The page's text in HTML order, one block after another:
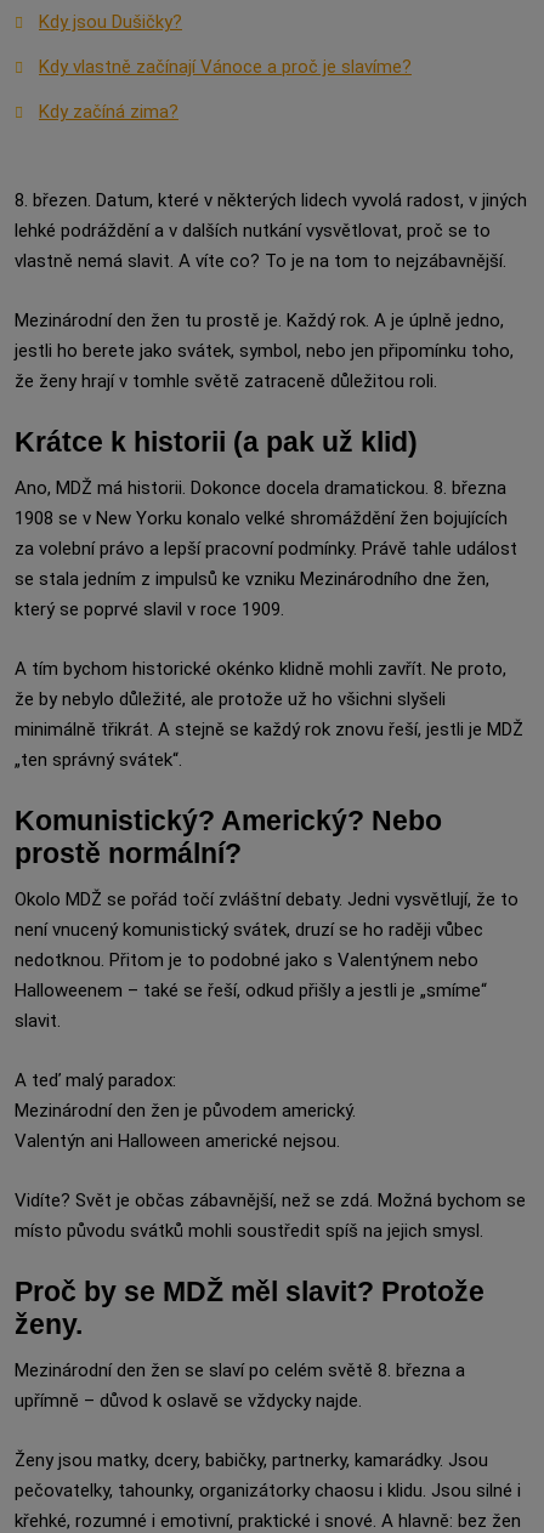
Kdy jsou Dušičky?
Kdy vlastně začínají Vánoce a proč je slavíme?
Kdy začíná zima?
8. březen. Datum, které v některých lidech vyvolá radost, v jiných
lehké podráždění a v dalších nutkání vysvětlovat, proč se to
vlastně nemá slavit. A víte co? To je na tom to nejzábavnější.
Mezinárodní den žen tu prostě je. Každý rok. A je úplně jedno,
jestli ho berete jako svátek, symbol, nebo jen připomínku toho,
že ženy hrají v tomhle světě zatraceně důležitou roli.
Krátce k historii (a pak už klid)
Ano, MDŽ má historii. Dokonce docela dramatickou. 8. března
1908 se v New Yorku konalo velké shromáždění žen bojujících
za volební právo a lepší pracovní podmínky. Právě tahle událost
se stala jedním z impulsů ke vzniku Mezinárodního dne žen,
který se poprvé slavil v roce 1909.
A tím bychom historické okénko klidně mohli zavřít. Ne proto,
že by nebylo důležité, ale protože už ho všichni slyšeli
minimálně třikrát. A stejně se každý rok znovu řeší, jestli je MDŽ
„ten správný svátek“.
Komunistický? Americký? Nebo
prostě normální?
Okolo MDŽ se pořád točí zvláštní debaty. Jedni vysvětlují, že to
není vnucený komunistický svátek, druzí se ho raději vůbec
nedotknou. Přitom je to podobné jako s Valentýnem nebo
Halloweenem – také se řeší, odkud přišly a jestli je „smíme“
slavit.
A teď malý paradox:
Mezinárodní den žen je původem americký.
Valentýn ani Halloween americké nejsou.
Vidíte? Svět je občas zábavnější, než se zdá. Možná bychom se
místo původu svátků mohli soustředit spíš na jejich smysl.
Proč by se MDŽ měl slavit? Protože
ženy.
Mezinárodní den žen se slaví po celém světě 8. března a
upřímně – důvod k oslavě se vždycky najde.
Ženy jsou matky, dcery, babičky, partnerky, kamarádky. Jsou
pečovatelky, tahounky, organizátorky chaosu i klidu. Jsou silné i
křehké, rozumné i emotivní, praktické i snové. A hlavně: bez žen